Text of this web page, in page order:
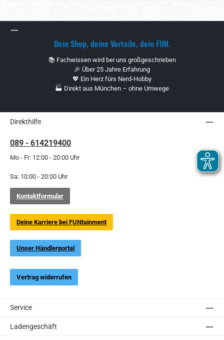
Dein Shop, deine Vorteile, dein FUN.
📚 Fachwissen wird bei uns großgeschrieben
🎉 Über 25 Jahre Erfahrung
💖 Ein Herz fürs Nerd-Hobby
🏭 Direkt aus München – ohne Umwege
Direkthilfe
089 - 614219400
Mo - Fr: 12:00 - 20:00 Uhr
Sa: 10:00 - 20:00 Uhr
Kontaktformular
Deine Karriere bei FUNtainment
Unser Händlerportal
Vertrag widerrufen
Service
Ladengeschäft